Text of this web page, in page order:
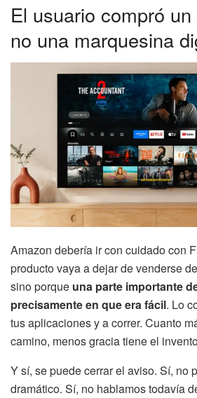
El usuario compró
no una marquesina
Amazon debería ir con cuidado con
producto vaya a dejar de venderse
sino porque una parte importante
precisamente en que era fácil. Lo
tus aplicaciones y a correr. Cuanto
camino, menos gracia tiene el
Y sí, se puede cerrar el aviso. Sí, no
dramático. Sí, no hablamos todavía